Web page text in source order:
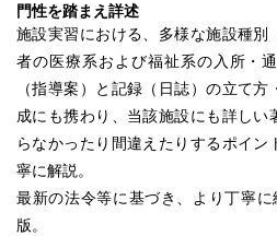
門性を踏まえ詳述
施設実習における、多様な施設種別
者の医療系および福祉系の入所・
（指導案）と記録（日誌）の立て
成にも携わり、当該施設にも詳しい
らなかったり間違えたりするポイ
寧に解説。
最新の法令等に基づき、より丁寧
版。